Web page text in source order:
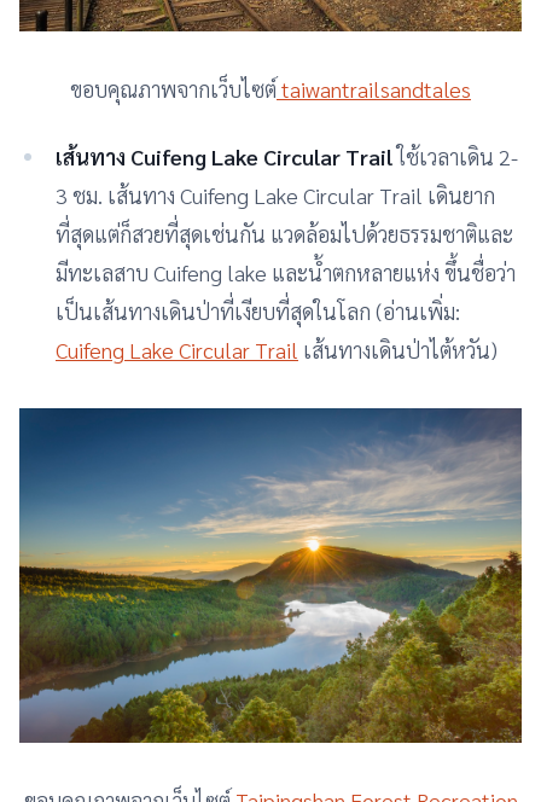
ขอบคุณภาพจากเว็บไซต์taiwantrailsandtales
เส้นทาง Cuifeng Lake Circular Trailใช้เวลาเดิน 2-
3 ชม. เส้นทาง Cuifeng Lake Circular Trail เดินยาก
ที่สุดแต่ก็สวยที่สุดเช่นกัน แวดล้อมไปด้วยธรรมชาติและ
มีทะเลสาบ Cuifeng lake และน้ำตกหลายแห่ง ขึ้นชื่อว่า
เป็นเส้นทางเดินป่าที่เงียบที่สุดในโลก (อ่านเพิ่ม:
Cuifeng Lake Circular Trail เส้นทางเดินป่าไต้หวัน)